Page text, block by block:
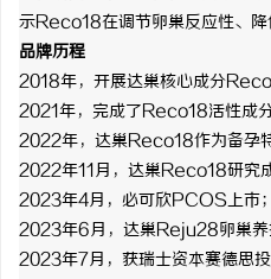
示Reco18在调节卵巢反应性、
品牌历程
2018年，开展达巢核心成分
2021年，完成了Reco18活性成
2022年，达巢Reco18作为备孕
2022年11月，达巢Reco18研究
2023年4月，必可欣PCOS上市；
2023年6月，达巢Reju28卵巢养
2023年7月，获瑞士资本赛德思投